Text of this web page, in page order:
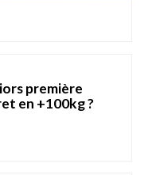
première
en +100kg ?